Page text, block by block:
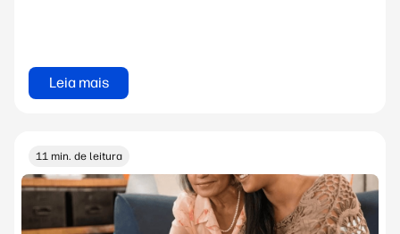
Leia mais
11 min. de leitura